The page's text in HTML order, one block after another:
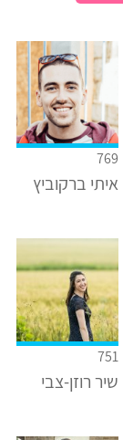
769
איתי ברקוביץ
751
שיר רוזן-צבי